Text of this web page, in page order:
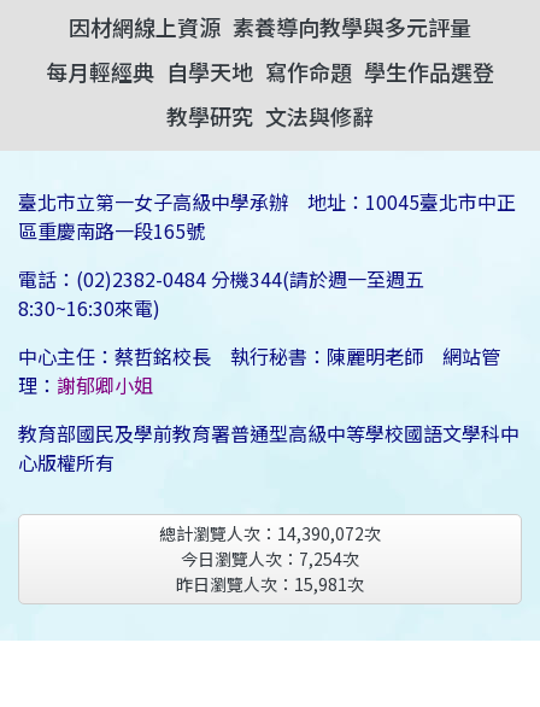
因材網線上資源 素養導向教學與多元評量
每月輕經典 自學天地 寫作命題 學生作品選登
教學研究 文法與修辭
臺北市立第一女子高級中學承辦 地址：10045臺北市中正
區重慶南路一段165號
電話：(02)2382-0484 分機344(請於週一至週五
8:30~16:30來電)
中心主任：蔡哲銘校長 執行秘書：陳麗明老師 網站管
理： 謝郁卿小姐
教育部國民及學前教育署普通型高級中等學校國語文學科中
心版權所有
總計瀏覽人次： 14,390,072次
今日瀏覽人次： 7,254次
昨日瀏覽人次： 15,981次